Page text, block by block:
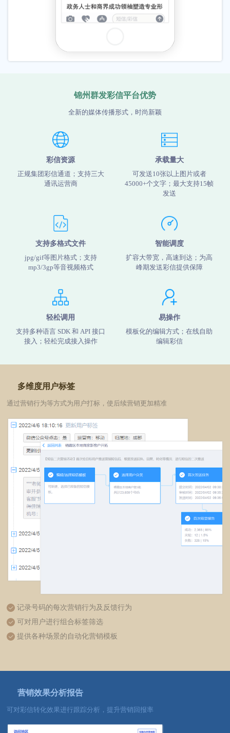
锦州群发彩信平台优势
全新的媒体传播形式，时尚新颖
彩信资源
正规集团彩信通道；支持三大
通讯运营商
承载量大
可发送10张以上图片或者
45000+个文字；最大支持15帧
发送
支持多格式文件
jpg/gif等图片格式；支持
mp3/3gp等音视频格式
智能调度
扩容大带宽，高速到达；为高
峰期发送彩信提供保障
轻松调用
支持多种语言 SDK 和 API 接口
接入；轻松完成接入操作
易操作
模板化的编辑方式；在线自助
编辑彩信
多维度用户标签
通过营销行为等方式为用户打标，使后续营销更加精准
记录号码的每次营销行为及反馈行为
可对用户进行组合标签筛选
提供各种场景的自动化营销模板
营销效果分析报告
可对彩信转化效果进行跟踪分析，提升营销回报率